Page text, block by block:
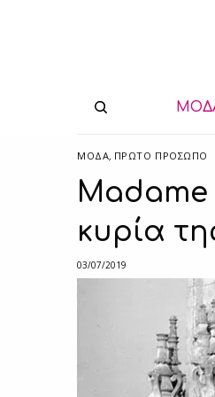
ΜΟΔΑ, ΠΡΏΤΟ ΠΡΌΣΩΠΟ
Madame
κυρία
03/07/2019